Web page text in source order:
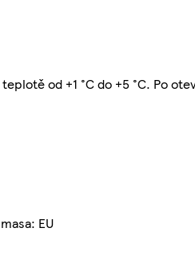
od +1 °C do +5 °C. Po
EU